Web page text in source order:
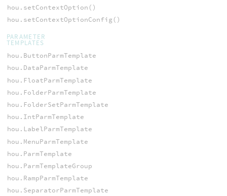
hou.setContextOption()
hou.setContextOptionConfig()
PARAMETER
TEMPLATES
hou.ButtonParmTemplate
hou.DataParmTemplate
hou.FloatParmTemplate
hou.FolderParmTemplate
hou.FolderSetParmTemplate
hou.IntParmTemplate
hou.LabelParmTemplate
hou.MenuParmTemplate
hou.ParmTemplate
hou.ParmTemplateGroup
hou.RampParmTemplate
hou.SeparatorParmTemplate